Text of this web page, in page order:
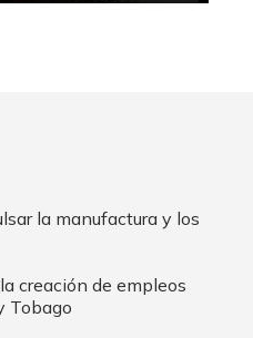
la manufactura y los
creación de empleos
Tobago